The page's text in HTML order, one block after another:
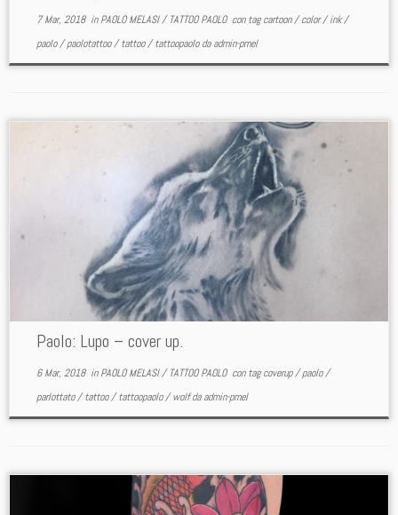
7 Mar, 2018inPAOLO MELASI/TATTOO PAOLO con tagcartoon/color/ink/
paolo/paolotattoo/tattoo/tattoopaolodaadmin-pmel
Paolo: Lupo – cover up.
6 Mar, 2018inPAOLO MELASI/TATTOO PAOLO con tagcoverup/paolo/
parlottato/tattoo/tattoopaolo/wolfdaadmin-pmel